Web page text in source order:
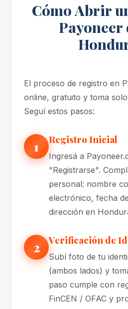
Cómo Abrir
Payoneer
El proceso de registro en
online, gratuito y toma
Seguí estos pasos:
1 Registro Inicial
Ingresá a
"Registrarse".
personal: nombre
electrónico, fecha
dirección en
2 Verificación de
Subí foto de tu
(ambos lados) y
paso cumple con
FinCEN / OFAC y